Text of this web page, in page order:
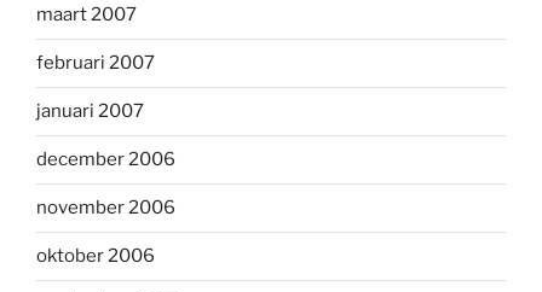
maart 2007
februari 2007
januari 2007
december 2006
november 2006
oktober 2006